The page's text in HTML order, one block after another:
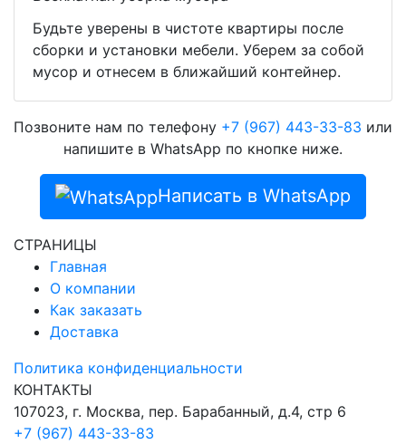
Будьте уверены в чистоте квартиры после
сборки и установки мебели. Уберем за собой
мусор и отнесем в ближайший контейнер.
Позвоните нам по телефону +7 (967) 443-33-83 или
напишите в WhatsApp по кнопке ниже.
Написать в WhatsApp
СТРАНИЦЫ
Главная
О компании
Как заказать
Доставка
Политика конфиденциальности
КОНТАКТЫ
107023, г. Москва, пер. Барабанный, д.4, стр 6
+7 (967) 443-33-83